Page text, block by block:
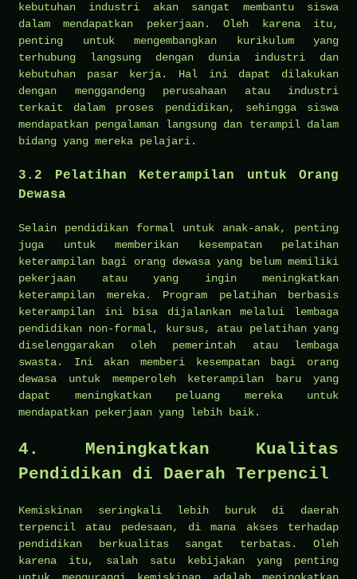
kebutuhan industri akan sangat membantu siswa
dalam mendapatkan pekerjaan. Oleh karena itu,
penting untuk mengembangkan kurikulum yang
terhubung langsung dengan dunia industri dan
kebutuhan pasar kerja. Hal ini dapat dilakukan
dengan menggandeng perusahaan atau industri
terkait dalam proses pendidikan, sehingga siswa
mendapatkan pengalaman langsung dan terampil dalam
bidang yang mereka pelajari.
3.2 Pelatihan Keterampilan untuk Orang
Dewasa
Selain pendidikan formal untuk anak-anak, penting
juga untuk memberikan kesempatan pelatihan
keterampilan bagi orang dewasa yang belum memiliki
pekerjaan atau yang ingin meningkatkan
keterampilan mereka. Program pelatihan berbasis
keterampilan ini bisa dijalankan melalui lembaga
pendidikan non-formal, kursus, atau pelatihan yang
diselenggarakan oleh pemerintah atau lembaga
swasta. Ini akan memberi kesempatan bagi orang
dewasa untuk memperoleh keterampilan baru yang
dapat meningkatkan peluang mereka untuk
mendapatkan pekerjaan yang lebih baik.
4. Meningkatkan Kualitas
Pendidikan di Daerah Terpencil
Kemiskinan seringkali lebih buruk di daerah
terpencil atau pedesaan, di mana akses terhadap
pendidikan berkualitas sangat terbatas. Oleh
karena itu, salah satu kebijakan yang penting